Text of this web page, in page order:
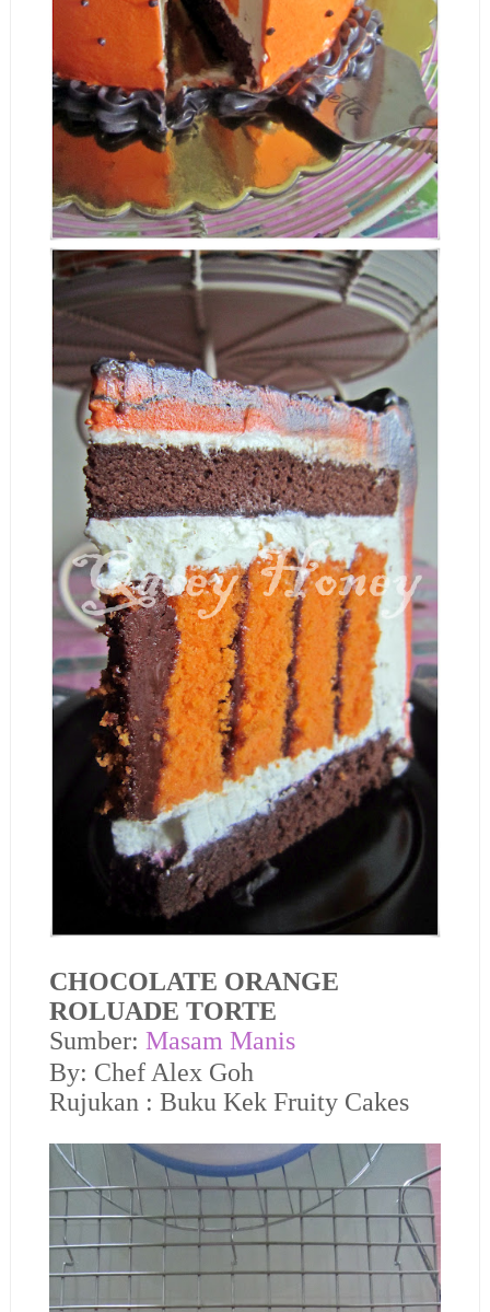
CHOCOLATE ORANGE
ROLUADE TORTE
Sumber: Masam Manis
By: Chef Alex Goh
Rujukan : Buku Kek Fruity Cakes